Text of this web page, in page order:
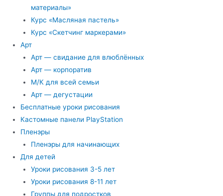
материалы»
Курс «Масляная пастель»
Курс «Скетчинг маркерами»
Арт
Арт — свидание для влюблённых
Арт — корпоратив
М/К для всей семьи
Арт — дегустации
Бесплатные уроки рисования
Кастомные панели PlayStation
Пленэры
Пленэры для начинающих
Для детей
Уроки рисования 3-5 лет
Уроки рисования 8-11 лет
Группы для подростков